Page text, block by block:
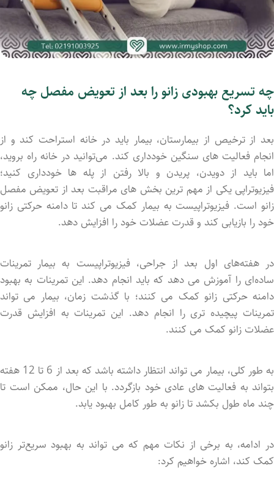
چه تسریع بهبودی زانو را بعد از تعویض مفصل چه
باید کرد؟
بعد از ترخیص از بیمارستان، بیمار باید در خانه استراحت کند و از
انجام فعالیت‌ های سنگین خودداری کند. می‌توانید در خانه راه بروید،
اما باید از دویدن، پریدن و بالا رفتن از پله ‌ها خودداری کنید؛
فیزیوتراپی یکی از مهم ‌ترین بخش ‌های مراقبت بعد از تعویض مفصل
زانو است. فیزیوتراپیست به بیمار کمک می ‌کند تا دامنه حرکتی زانو
خود را بازیابی کند و قدرت عضلات خود را افزایش دهد.
در هفته‌های اول بعد از جراحی، فیزیوتراپیست به بیمار تمرینات
ساده‌ای را آموزش می‌ دهد که باید انجام دهد. این تمرینات به بهبود
دامنه حرکتی زانو کمک می ‌کنند؛ با گذشت زمان، بیمار می‌ تواند
تمرینات پیچیده ‌تری را انجام دهد. این تمرینات به افزایش قدرت
عضلات زانو کمک می ‌کنند.
به طور کلی، بیمار می ‌تواند انتظار داشته باشد که بعد از 6 تا 12 هفته
بتواند به فعالیت ‌های عادی خود بازگردد. با این حال، ممکن است تا
چند ماه طول بکشد تا زانو به طور کامل بهبود یابد.
در ادامه، به برخی از نکات مهم که می ‌تواند به بهبود سریع‌تر زانو
کمک کند، اشاره خواهیم کرد: